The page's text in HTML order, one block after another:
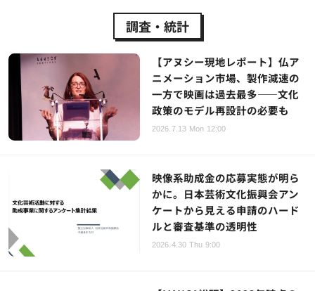
調査・統計
【アヌシー現地レポート】仏ア
ニメーション市場、製作減速の
一方で映画は過去最多——文化
政策のモデル再設計の必要も
2026.7.13 Mon 12:00
映像系助成金の応募実態が明ら
かに。日本芸術文化振興会アン
ケートから見える申請のハード
ルと審査基準の透明性
2026.4.30 Thu 9:00